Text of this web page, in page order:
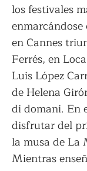
los festivales
en Cannes
Ferrés, en
Luis López
de Helena
di domani. En
disfrutar del
la musa de La
Mientras